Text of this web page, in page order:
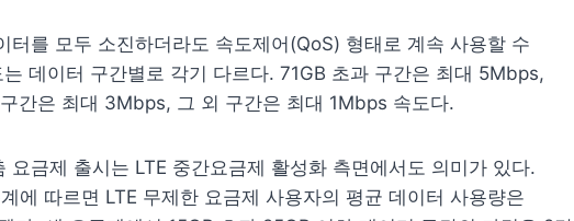
터를 모두 소진하더라도 속도제어(QoS) 형태로 계속 사용할 수
데이터 구간별로 각기 다르다. 71GB 초과 구간은 최대 5Mbps,
간은 최대 3Mbps, 그 외 구간은 최대 1Mbps 속도다.
요금제 출시는 LTE 중간요금제 활성화 측면에서도 의미가 있다.
에 따르면 LTE 무제한 요금제 사용자의 평균 데이터 사용량은